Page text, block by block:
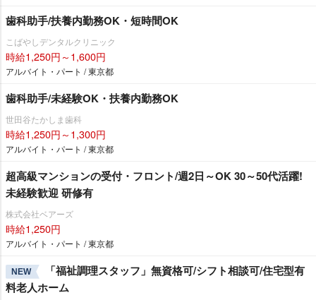
歯科助手/扶養内勤務OK・短時間OK
こばやしデンタルクリニック
時給1,250円～1,600円
アルバイト・パート / 東京都
歯科助手/未経験OK・扶養内勤務OK
世田谷たかしま歯科
時給1,250円～1,300円
アルバイト・パート / 東京都
超高級マンションの受付・フロント/週2日～OK 30～50代活躍!
未経験歓迎 研修有
株式会社ベアーズ
時給1,250円
アルバイト・パート / 東京都
NEW
「福祉調理スタッフ」無資格可/シフト相談可/住宅型有
料老人ホーム